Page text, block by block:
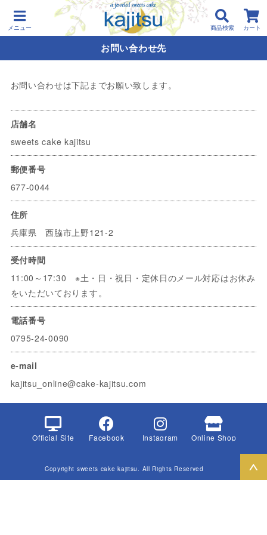
メニュー 商品検索 カート
お問い合わせ先
お問い合わせは下記までお願い致します。
店舗名
sweets cake kajitsu
郵便番号
677-0044
住所
兵庫県 西脇市上野121-2
受付時間
11:00～17:30 ※土・日・祝日・定休日のメール対応はお休み
をいただいております。
電話番号
0795-24-0090
e-mail
kajitsu_online@cake-kajitsu.com
Official Site Facebook Instagram Online Shop
Copyright sweets cake kajitsu. All Rights Reserved